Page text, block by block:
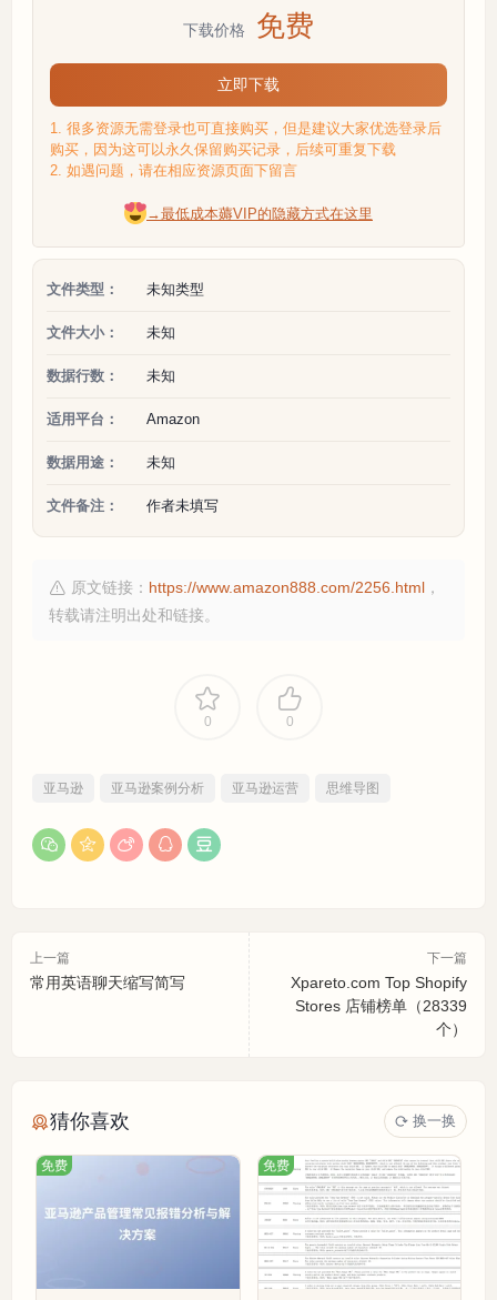
下载价格 免费
立即下载
1. 很多资源无需登录也可直接购买，但是建议大家优选登录后
购买，因为这可以永久保留购买记录，后续可重复下载
2. 如遇问题，请在相应资源页面下留言
→最低成本薅VIP的隐藏方式在这里
文件类型： 未知类型
文件大小： 未知
数据行数： 未知
适用平台： Amazon
数据用途： 未知
文件备注： 作者未填写
原文链接： https://www.amazon888.com/2256.html ，
转载请注明出处和链接。
0 0
亚马逊 亚马逊案例分析 亚马逊运营 思维导图
上一篇
常用英语聊天缩写简写
下一篇
Xpareto.com Top Shopify
Stores 店铺榜单（28339
个）
猜你喜欢 换一换
免费 免费